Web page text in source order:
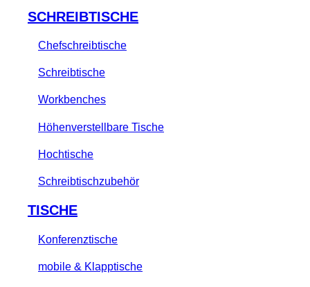
SCHREIBTISCHE
Chefschreibtische
Schreibtische
Workbenches
Höhenverstellbare Tische
Hochtische
Schreibtischzubehör
TISCHE
Konferenztische
mobile & Klapptische